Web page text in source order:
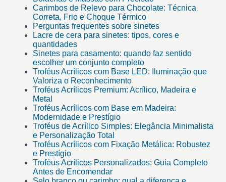
Carimbos de Relevo para Chocolate: Técnica
Correta, Frio e Choque Térmico
Perguntas frequentes sobre sinetes
Lacre de cera para sinetes: tipos, cores e
quantidades
Sinetes para casamento: quando faz sentido
escolher um conjunto completo
Troféus Acrílicos com Base LED: Iluminação que
Valoriza o Reconhecimento
Troféus Acrílicos Premium: Acrílico, Madeira e
Metal
Troféus Acrílicos com Base em Madeira:
Modernidade e Prestígio
Troféus de Acrílico Simples: Elegância Minimalista
e Personalização Total
Troféus Acrílicos com Fixação Metálica: Robustez
e Prestígio
Troféus Acrílicos Personalizados: Guia Completo
Antes de Encomendar